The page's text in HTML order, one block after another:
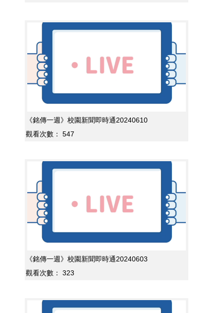
《銘傳一週》校園新聞即時通20240610
觀看次數：
547
《銘傳一週》校園新聞即時通20240603
觀看次數：
323